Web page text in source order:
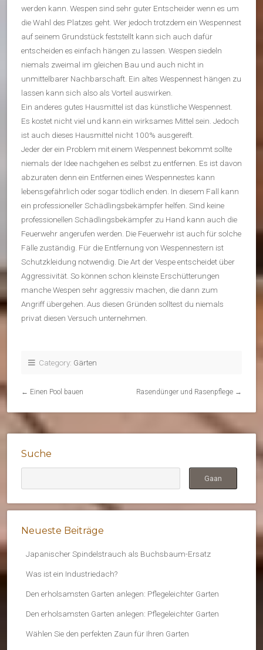
werden kann. Wespen sind sehr guter Entscheider wenn es um
die Wahl des Platzes geht. Wer jedoch trotzdem ein Wespennest
auf seinem Grundstück feststellt kann sich auch dafür
entscheiden es einfach hängen zu lassen. Wespen siedeln
niemals zweimal im gleichen Bau und auch nicht in
unmittelbarer Nachbarschaft. Ein altes Wespennest hängen zu
lassen kann sich also als Vorteil auswirken.
Ein anderes gutes Hausmittel ist das künstliche Wespennest.
Es kostet nicht viel und kann ein wirksames Mittel sein. Jedoch
ist auch dieses Hausmittel nicht 100% ausgereift.
Jeder der ein Problem mit einem Wespennest bekommt sollte
niemals der Idee nachgehen es selbst zu entfernen. Es ist davon
abzuraten denn ein Entfernen eines Wespennestes kann
lebensgefährlich oder sogar tödlich enden. In diesem Fall kann
ein professioneller Schädlingsbekämpfer helfen. Sind keine
professionellen Schädlingsbekämpfer zu Hand kann auch die
Feuerwehr angerufen werden. Die Feuerwehr ist auch für solche
Fälle zuständig. Für die Entfernung von Wespennestern ist
Schutzkleidung notwendig. Die Art der Vespe entscheidet über
Aggressivität. So können schon kleinste Erschütterungen
manche Wespen sehr aggressiv machen, die dann zum
Angriff übergehen. Aus diesen Gründen solltest du niemals
privat diesen Versuch unternehmen.
Category: Gärten
← Einen Pool bauen Rasendünger und Rasenpflege →
Suche
Neueste Beiträge
Japanischer Spindelstrauch als Buchsbaum-Ersatz
Was ist ein Industriedach?
Den erholsamsten Garten anlegen: Pflegeleichter Garten
Den erholsamsten Garten anlegen: Pflegeleichter Garten
Wählen Sie den perfekten Zaun für Ihren Garten